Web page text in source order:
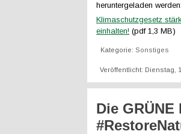
heruntergeladen werden:
Klimaschutzgesetz
einhalten! (pdf 1,3 MB)
Kategorie: Sonstiges
Veröffentlicht: Dienstag,
Die